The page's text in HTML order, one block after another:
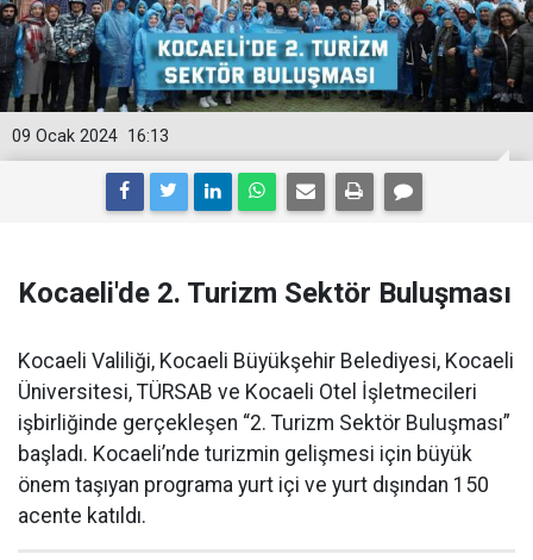
16:13
09 Ocak 2024
Kocaeli'de 2. Turizm Sektör Buluşması
Kocaeli Valiliği, Kocaeli Büyükşehir Belediyesi, Kocaeli
Üniversitesi, TÜRSAB ve Kocaeli Otel İşletmecileri
işbirliğinde gerçekleşen “2. Turizm Sektör Buluşması”
başladı. Kocaeli’nde turizmin gelişmesi için büyük
önem taşıyan programa yurt içi ve yurt dışından 150
acente katıldı.